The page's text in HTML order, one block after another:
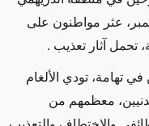
الأول/ديسمبر، عثر مواطنون على
تحمل آثار تعذيب .
تهامة، تودي الألغام
معظمهم من